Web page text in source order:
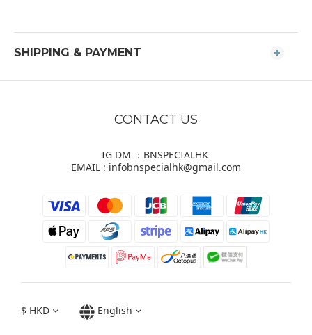
SHIPPING & PAYMENT
CONTACT US
IG DM ：BNSPECIALHK
EMAIL : infobnspecialhk@gmail.com
$ HKD English